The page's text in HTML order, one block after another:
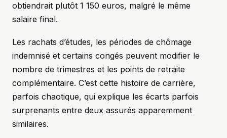
obtiendrait plutôt 1 150 euros, malgré le même
salaire final.
Les rachats d’études, les périodes de chômage
indemnisé et certains congés peuvent modifier le
nombre de trimestres et les points de retraite
complémentaire. C’est cette histoire de carrière,
parfois chaotique, qui explique les écarts parfois
surprenants entre deux assurés apparemment
similaires.